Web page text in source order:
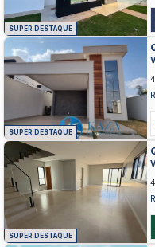
SUPER DESTAQUE
SUPER DESTAQUE
SUPER DESTAQUE